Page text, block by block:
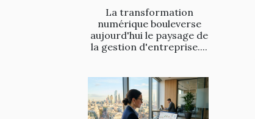
La transformation
numérique bouleverse
aujourd'hui le paysage de
la gestion d'entreprise....